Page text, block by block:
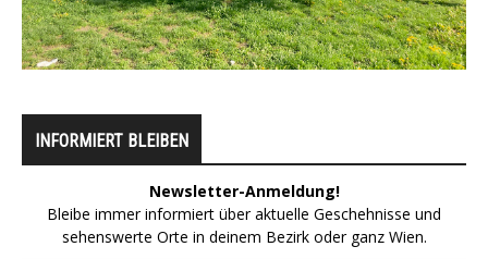
INFORMIERT BLEIBEN
Newsletter-Anmeldung!
Bleibe immer informiert über aktuelle Geschehnisse und
sehenswerte Orte in deinem Bezirk oder ganz Wien.